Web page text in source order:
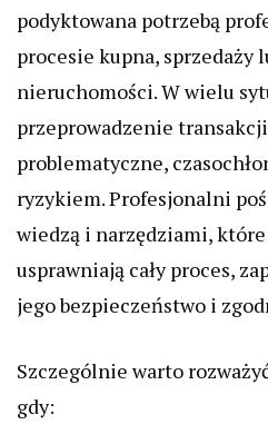
podyktowana potrzebą
procesie kupna, sprzedaży
nieruchomości. W wielu
przeprowadzenie
problematyczne,
ryzykiem. Profesjonalni
wiedzą i narzędziami,
usprawniają cały proces,
jego bezpieczeństwo i
Szczególnie warto
gdy: